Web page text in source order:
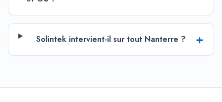
Solintek intervient-il sur tout Nanterre ? +